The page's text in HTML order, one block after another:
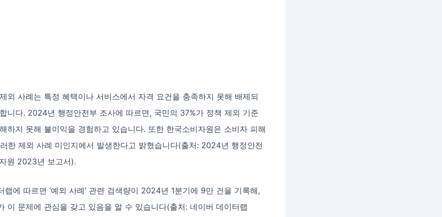
외 사례는 특정 혜택이나 서비스에서 자격 요건을 충족하지 못해 배제되
니다. 2024년 행정안전부 조사에 따르면, 국민의 37%가 정책 제외 기준
하지 못해 불이익을 경험하고 있습니다. 또한 한국소비자원은 소비자 피해
한 제외 사례 미인지에서 발생한다고 밝혔습니다(출처: 2024년 행정안전
원 2023년 보고서).
랩에 따르면 ‘예외 사례’ 관련 검색량이 2024년 1분기에 9만 건을 기록해,
이 문제에 관심을 갖고 있음을 알 수 있습니다(출처: 네이버 데이터랩